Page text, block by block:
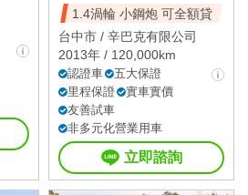
1.4渦輪 小鋼炮 可全額貸
台中市 / 辛巴克有限公司
2013年 / 120,000km
認證車
五大保證
里程保證
實車實價
友善試車
非多元化營業用車
立即諮詢